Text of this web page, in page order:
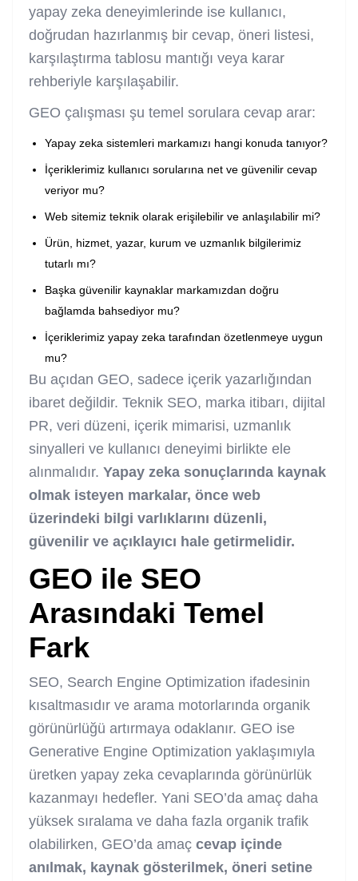
yapay zeka deneyimlerinde ise kullanıcı,
doğrudan hazırlanmış bir cevap, öneri listesi,
karşılaştırma tablosu mantığı veya karar
rehberiyle karşılaşabilir.
GEO çalışması şu temel sorulara cevap arar:
Yapay zeka sistemleri markamızı hangi konuda tanıyor?
İçeriklerimiz kullanıcı sorularına net ve güvenilir cevap
veriyor mu?
Web sitemiz teknik olarak erişilebilir ve anlaşılabilir mi?
Ürün, hizmet, yazar, kurum ve uzmanlık bilgilerimiz
tutarlı mı?
Başka güvenilir kaynaklar markamızdan doğru
bağlamda bahsediyor mu?
İçeriklerimiz yapay zeka tarafından özetlenmeye uygun
mu?
Bu açıdan GEO, sadece içerik yazarlığından
ibaret değildir. Teknik SEO, marka itibarı, dijital
PR, veri düzeni, içerik mimarisi, uzmanlık
sinyalleri ve kullanıcı deneyimi birlikte ele
alınmalıdır. Yapay zeka sonuçlarında kaynak
olmak isteyen markalar, önce web
üzerindeki bilgi varlıklarını düzenli,
güvenilir ve açıklayıcı hale getirmelidir.
GEO ile SEO
Arasındaki Temel
Fark
SEO, Search Engine Optimization ifadesinin
kısaltmasıdır ve arama motorlarında organik
görünürlüğü artırmaya odaklanır. GEO ise
Generative Engine Optimization yaklaşımıyla
üretken yapay zeka cevaplarında görünürlük
kazanmayı hedefler. Yani SEO’da amaç daha
yüksek sıralama ve daha fazla organik trafik
olabilirken, GEO’da amaç cevap içinde
anılmak, kaynak gösterilmek, öneri setine